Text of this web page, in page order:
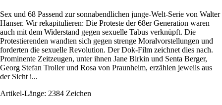
Sex und 68 Passend zur sonnabendlichen junge-Welt-Serie von Walter
Hanser. Wir rekapitulieren: Die Proteste der 68er Generation waren
auch mit dem Widerstand gegen sexuelle Tabus verknüpft. Die
Protestierenden wandten sich gegen strenge Moralvorstellungen und
forderten die sexuelle Revolution. Der Dok-Film zeichnet dies nach.
Prominente Zeitzeugen, unter ihnen Jane Birkin und Senta Berger,
Georg Stefan Troller und Rosa von Praunheim, erzählen jeweils aus
der Sicht i...
Artikel-Länge: 2384 Zeichen